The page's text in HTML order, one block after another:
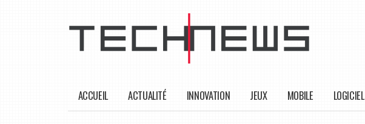
ACCUEIL ACTUALITÉ INNOVATION JEUX MOBILE LOGICIEL